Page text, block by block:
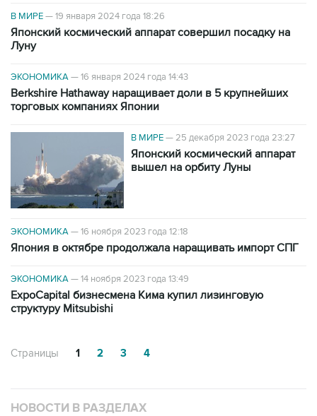
В МИРЕ—19 января 2024 года 18:26
Японский космический аппарат совершил посадку на
Луну
ЭКОНОМИКА—16 января 2024 года 14:43
Berkshire Hathaway наращивает доли в 5 крупнейших
торговых компаниях Японии
В МИРЕ—25 декабря 2023 года 23:27
Японский космический аппарат
вышел на орбиту Луны
ЭКОНОМИКА—16 ноября 2023 года 12:18
Япония в октябре продолжала наращивать импорт СПГ
ЭКОНОМИКА—14 ноября 2023 года 13:49
ExpoCapital бизнесмена Кима купил лизинговую
структуру Mitsubishi
Страницы 1 2 3 4
НОВОСТИ В РАЗДЕЛАХ